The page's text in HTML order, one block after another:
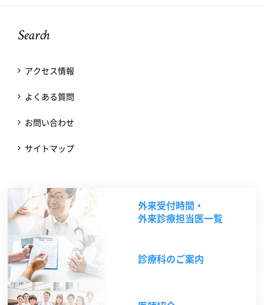
Search
アクセス情報
よくある質問
お問い合わせ
サイトマップ
外来受付時間・
外来診療担当医一覧
診療科のご案内